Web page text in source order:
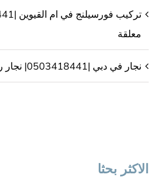
معلقة
نجار في دبي |0503418441| نجار رخيص في دبي
الاكثر بحثا